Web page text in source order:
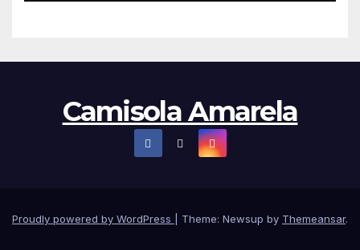
Camisola Amarela
Proudly powered by WordPress Theme: Newsup by Themeansar.